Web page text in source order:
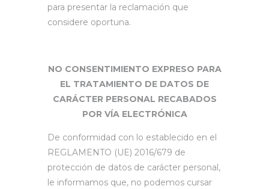
para presentar la reclamación que
considere oportuna.
NO CONSENTIMIENTO EXPRESO PARA
EL TRATAMIENTO DE DATOS DE
CARÁCTER PERSONAL RECABADOS
POR VÍA ELECTRÓNICA
De conformidad con lo establecido en el
REGLAMENTO (UE) 2016/679 de
protección de datos de carácter personal,
le informamos que, no podemos cursar